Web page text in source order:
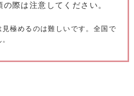
際は注意してください。
極めるのは難しいです。全国で